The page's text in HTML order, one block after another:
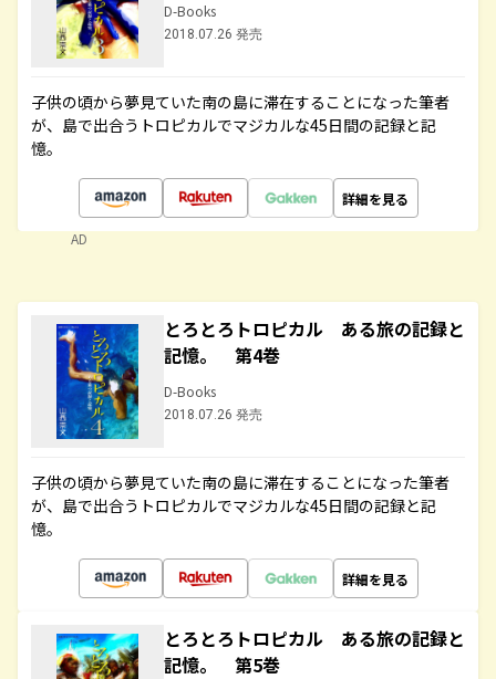
D-Books
2018.07.26 発売
子供の頃から夢見ていた南の島に滞在することになった筆者
が、島で出合うトロピカルでマジカルな45日間の記録と記
憶。
詳細を見る
AD
とろとろトロピカル ある旅の記録と
記憶。 第4巻
D-Books
2018.07.26 発売
子供の頃から夢見ていた南の島に滞在することになった筆者
が、島で出合うトロピカルでマジカルな45日間の記録と記
憶。
詳細を見る
とろとろトロピカル ある旅の記録と
記憶。 第5巻